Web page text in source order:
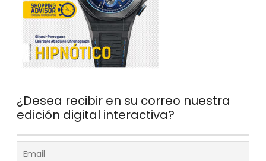
¿Desea recibir en su correo nuestra
edición digital interactiva?